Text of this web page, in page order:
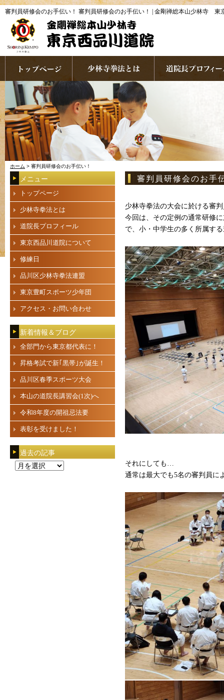
審判員研修会のお手伝い！ 審判員研修会のお手伝い！ | 金剛禅総本山少林寺 東
ホーム > 審判員研修会のお手伝い！
審判員研修会のお手
少林寺拳法の大会に於ける審
今回は、その定例の通常研修
で、小・中学生の多く所属す
それにしても…
通常は最大でも5名の審判員に
メニュー
トップページ
少林寺拳法とは
道院長プロフィール
東京西品川道院について
修練日
品川区少林寺拳法連盟
東京豊町スポーツ少年団
アクセス・お問い合わせ
新着情報＆ブログ
全部門から東京都代表に！
昇格考試で新｢黒帯｣が誕生！
品川区春季スポーツ大会
本山の道院長講習会(1次)へ
令和8年度の開祖忌法要
表彰を受けました！
過去の記事